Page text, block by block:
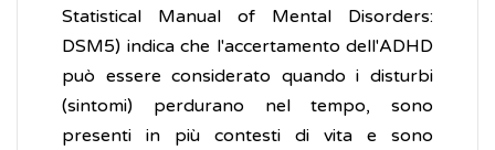
Statistical Manual of Mental Disorders:
DSM5) indica che l'accertamento dell'ADHD
può essere considerato quando i disturbi
(sintomi) perdurano nel tempo, sono
presenti in più contesti di vita e sono